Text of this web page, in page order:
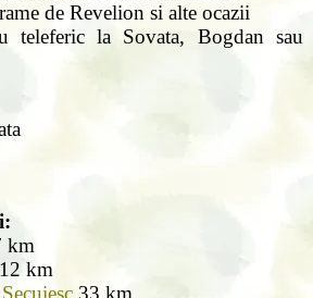
de Revelion si alte ocazii
teleferic la Sovata, Bogdan sau
km
12 km
33 km